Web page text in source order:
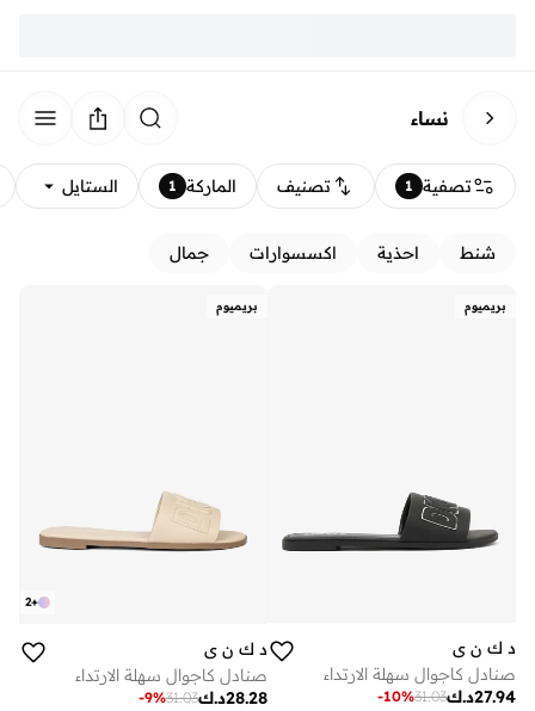
نساء
تصفية 1 تصنيف الماركة 1 الستايل
شنط احذية اكسسوارات جمال
بريميوم
د ك ن ي
صنادل كاجوال سهلة الارتداء
د.ك27.94
31.03
-10%
بريميوم
+
2
د ك ن ي
صنادل كاجوال سهلة الارتداء
د.ك28.28
31.03
-9%